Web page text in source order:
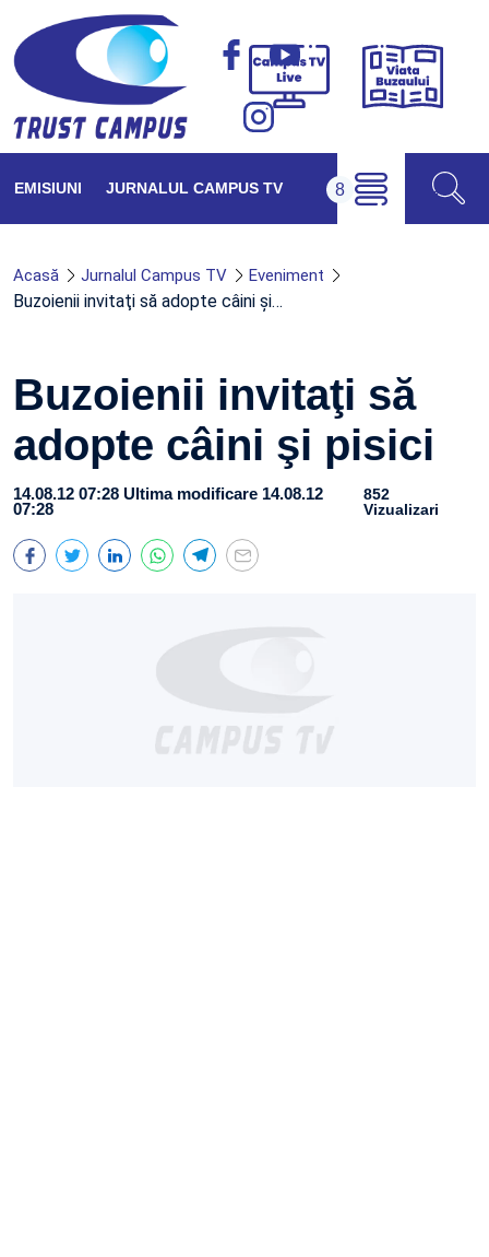
Campus
Viața
EMISIUNI JURNALUL CAMPUS TV
Acasă Jurnalul Campus TV Eveniment
Buzoienii invitaţi să adopte câini şi…
Buzoienii invitaţi să
adopte câini şi pisici
14.08.12 07:28 Ultima modificare 14.08.12
07:28
852
Vizualizari